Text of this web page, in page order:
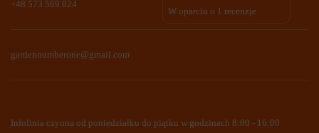
+48 573 569 024
W oparciu o 1 recenzje
gardennumberone@gmail.com
Infolinia czynna od poniedziałku do piątku w godzinach 8:00 - 16:00